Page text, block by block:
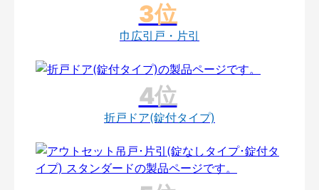
巾広引戸・片引
折戸ドア(錠付タイプ)